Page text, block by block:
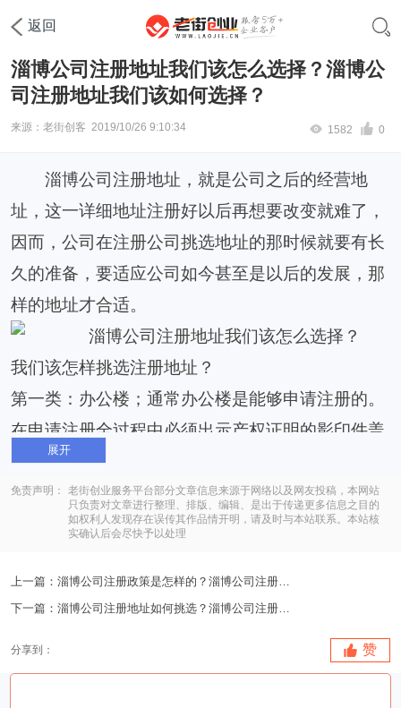
返回
首页 工商注册 公司注册
淄博公司注册地址我们该怎么选择？淄博公
司注册地址我们该如何选择？
来源：老街创客 2019/10/26 9:10:34 1582 0
淄博公司注册地址，就是公司之后的经营地
址，这一详细地址注册好以后再想要改变就难了，
因而，公司在注册公司挑选地址的那时候就要有长
久的准备，要适应公司如今甚至是以后的发展，那
样的地址才合适。
我们该怎样挑选注册地址？
第一类：办公楼；通常办公楼是能够申请注册的。
在申请注册全过程中必须出示产权证明的影印件盖
章产权年限公司公章、《公司变更登记申请报告》
经营地页盖章产权年限公司公章，和租用人与小区
业主或是物业管理签定的租赁合同正本，这类地址
第二类：商业服务用地；区别房子用途是不是
为商业行为的。关键是看房屋产权证上房子整体规
划用的途特性，倘若商业服务或办公室主要用途可
立即应用。
展开
免责声明：
老街创业服务平台部分文章信息来源于网络以及网友投稿，本网站
只负责对文章进行整理、排版、编辑、是出于传递更多信息之目的
如权利人发现存在误传其作品情开明，请及时与本站联系。本站核
实确认后会尽快予以处理
上一篇：
淄博公司注册政策是怎样的？淄博公司注册政策是如何的..
下一篇：
淄博公司注册地址如何挑选？淄博公司注册地址怎样挑选..
分享到： 赞